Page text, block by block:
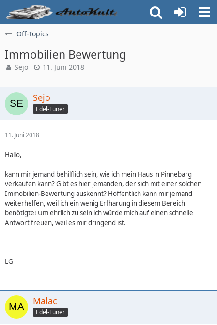
Off-Topics
Immobilien Bewertung
Sejo 11. Juni 2018
Sejo
Edel-Tuner
11. Juni 2018
Hallo,
kann mir jemand behilflich sein, wie ich mein Haus in Pinnebarg
verkaufen kann? Gibt es hier jemanden, der sich mit einer solchen
Immobilien-Bewertung auskennt? Hoffentlich kann mir jemand
weiterhelfen, weil ich ein wenig Erfharung in diesem Bereich
benötigte! Um ehrlich zu sein ich würde mich auf einen schnelle
Antwort freuen, weil es mir dringend ist.
LG
Malac
Edel-Tuner